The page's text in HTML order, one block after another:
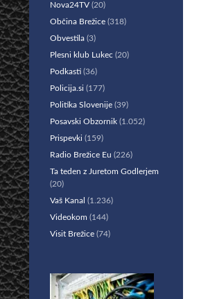
Nova24TV (20)
Občina Brežice (318)
Obvestila (3)
Plesni klub Lukec (20)
Podkasti (36)
Policija.si (177)
Politika Slovenije (39)
Posavski Obzornik (1.052)
Prispevki (159)
Radio Brežice Eu (226)
Ta teden z Juretom Godlerjem
(20)
Vaš Kanal (1.236)
Videokom (144)
Visit Brežice (74)